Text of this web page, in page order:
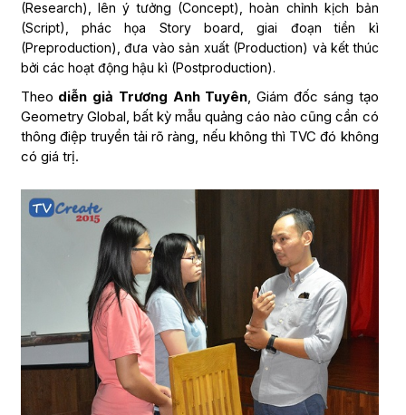
(Research), lên ý tưởng (Concept), hoàn chỉnh kịch bản
(Script), phác họa Story board, giai đoạn tiền kì
(Preproduction), đưa vào sản xuất (Production) và kết thúc
bởi các hoạt động hậu kì (Postproduction).
Theo diễn giả Trương Anh Tuyên, Giám đốc sáng tạo
Geometry Global, bất kỳ mẫu quảng cáo nào cũng cần có
thông điệp truyền tải rõ ràng, nếu không thì TVC đó không
có giá trị.